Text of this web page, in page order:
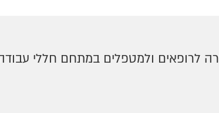
לרופאים ולמטפלים במתחם חללי